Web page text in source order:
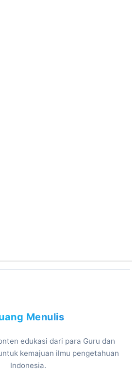
Menulis
edukasi dari para Guru dan
kemajuan ilmu pengetahuan
Indonesia.